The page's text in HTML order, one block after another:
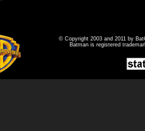
© Copyright 2003 and 2011 by
Batman is registered